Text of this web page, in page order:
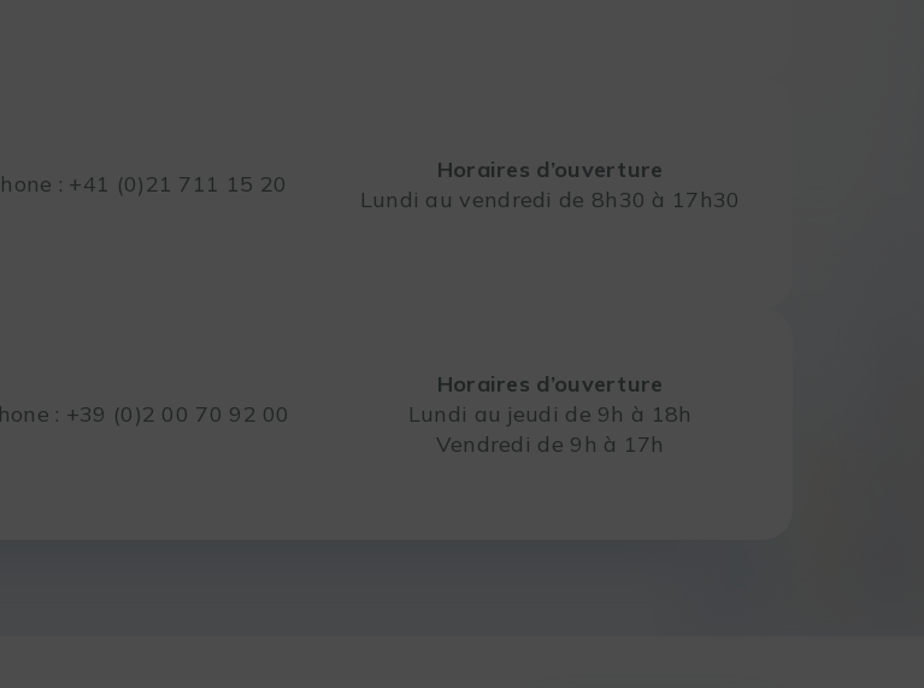
: +41 (0)21 711 15 20
Horaires d’ouverture
Lundi au vendredi de 8h30 à 17h30
: +39 (0)2 00 70 92 00
Horaires d’ouverture
Lundi au jeudi de 9h à 18h
Vendredi de 9h à 17h